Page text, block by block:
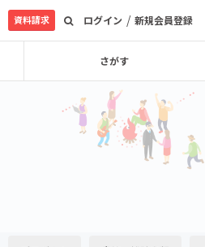
ログイン / 新規会員登録
資料請求
さがす